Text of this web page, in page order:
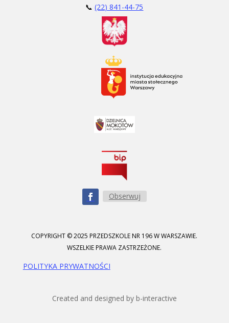
📞(22) 841-44-75
Obserwuj
COPYRIGHT © 2025 PRZEDSZKOLE NR 196 W WARSZAWIE.
WSZELKIE PRAWA ZASTRZEŻONE.
POLITYKA PRYWATNOŚCI
Created and designed by b-interactive